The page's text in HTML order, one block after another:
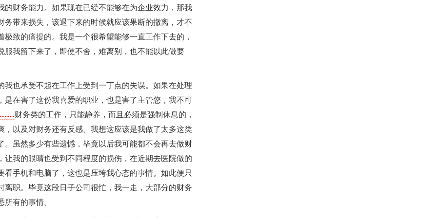
财务能力。如果现在已经不能够在为企业效力，那我
带来损失，该退下来的时候就应该果断的撤离，才不
致的痛提的。我是一个很希望能够一直工作下去的，
我留下来了，即使不舍，难离别，也不能以此做要
也承受不起在工作上受到一丁点的失误。如果在处理
在害了这份我喜爱的职业，也是害了主管您，我不可
……财务类的工作，只能静养，而且必须是强制休息的，
以及对财务还有反感。我想这应该是我做了太多这类
虽然多少有些遗憾，毕竟以后我可能都不会再去做财
我的眼睛也受到不同程度的损伤，在近期去医院做的
手机和电脑了，这也是压垮我心态的事情。如此便只
职。毕竟这段日子公司很忙，我一走，大部分的财务
有的事情。